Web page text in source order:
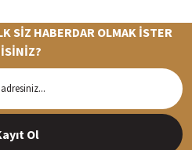
kargoya verilir
SİZ HABERDAR OLMAK İSTER
Ol